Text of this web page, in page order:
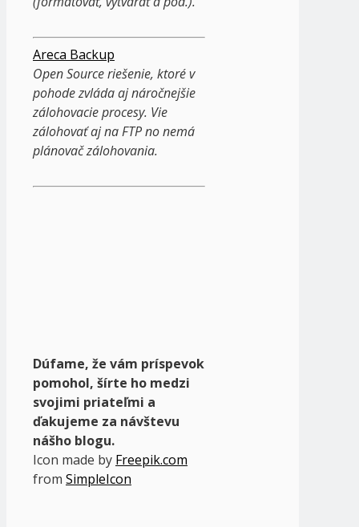
Areca Backup
Open Source riešenie, ktoré v
pohode zvláda aj náročnejšie
zálohovacie procesy. Vie
zálohovať aj na FTP no nemá
plánovač zálohovania.
Dúfame, že vám príspevok
pomohol, šírte ho medzi
svojimi priateľmi a
ďakujeme za návštevu
nášho blogu.
Icon made by Freepik.com
from SimpleIcon